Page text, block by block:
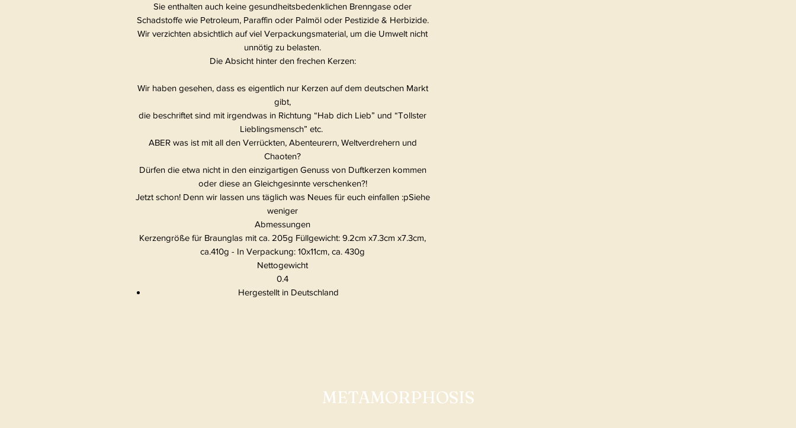
Sie enthalten auch keine gesundheitsbedenklichen Brenngase oder
Schadstoffe wie Petroleum, Paraffin oder Palmöl oder Pestizide & Herbizide.
Wir verzichten absichtlich auf viel Verpackungsmaterial, um die Umwelt nicht
unnötig zu belasten.
Die Absicht hinter den frechen Kerzen:
Wir haben gesehen, dass es eigentlich nur Kerzen auf dem deutschen Markt
gibt,
die beschriftet sind mit irgendwas in Richtung “Hab dich Lieb” und “Tollster
Lieblingsmensch” etc.
ABER was ist mit all den Verrückten, Abenteurern, Weltverdrehern und
Chaoten?
Dürfen die etwa nicht in den einzigartigen Genuss von Duftkerzen kommen
oder diese an Gleichgesinnte verschenken?!
Jetzt schon! Denn wir lassen uns täglich was Neues für euch einfallen :pSiehe
weniger
Abmessungen
Kerzengröße für Braunglas mit ca. 205g Füllgewicht: 9.2cm x7.3cm x7.3cm,
ca.410g - In Verpackung: 10x11cm, ca. 430g
Nettogewicht
0.4
Hergestellt in Deutschland
METAMORPHOSIS